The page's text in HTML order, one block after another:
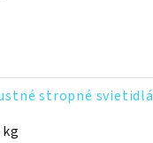
stropné svietidlá